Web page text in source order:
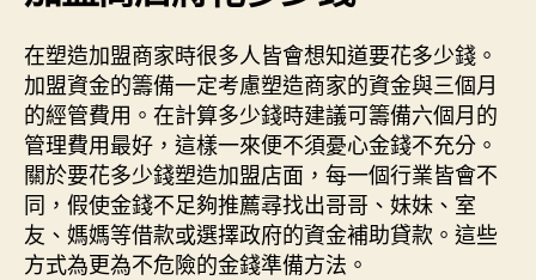
在塑造加盟商家時很多人皆會想知道要花多少錢。
加盟資金的籌備一定考慮塑造商家的資金與三個月
的經管費用。在計算多少錢時建議可籌備六個月的
管理費用最好，這樣一來便不須憂心金錢不充分。
關於要花多少錢塑造加盟店面，每一個行業皆會不
同，假使金錢不足夠推薦尋找出哥哥、妹妹、室
友、媽媽等借款或選擇政府的資金補助貸款。這些
方式為更為不危險的金錢準備方法。